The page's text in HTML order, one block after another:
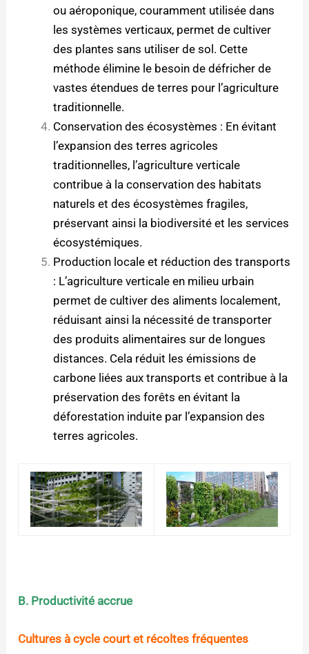
ou aéroponique, couramment utilisée dans
les systèmes verticaux, permet de cultiver
des plantes sans utiliser de sol. Cette
méthode élimine le besoin de défricher de
vastes étendues de terres pour l’agriculture
traditionnelle.
Conservation des écosystèmes : En évitant
l’expansion des terres agricoles
traditionnelles, l’agriculture verticale
contribue à la conservation des habitats
naturels et des écosystèmes fragiles,
préservant ainsi la biodiversité et les services
écosystémiques.
Production locale et réduction des transports
: L’agriculture verticale en milieu urbain
permet de cultiver des aliments localement,
réduisant ainsi la nécessité de transporter
des produits alimentaires sur de longues
distances. Cela réduit les émissions de
carbone liées aux transports et contribue à la
préservation des forêts en évitant la
déforestation induite par l’expansion des
terres agricoles.
B. Productivité accrue
Cultures à cycle court et récoltes fréquentes